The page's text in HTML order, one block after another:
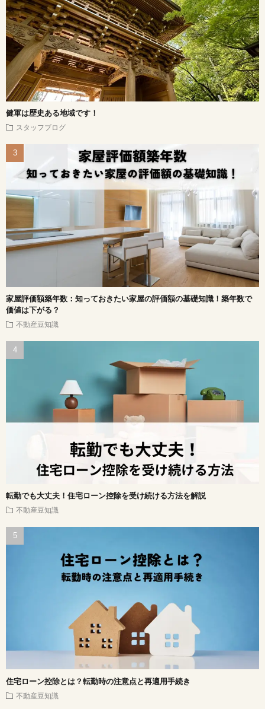
健軍は歴史ある地域です！
スタッフブログ
家屋評価額築年数：知っておきたい家屋の評価額の基礎知識！築年数で
価値は下がる？
不動産豆知識
転勤でも大丈夫！住宅ローン控除を受け続ける方法を解説
不動産豆知識
住宅ローン控除とは？転勤時の注意点と再適用手続き
不動産豆知識